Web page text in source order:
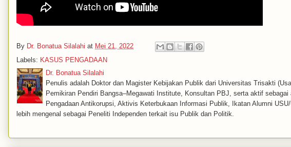
By Dr. Bonatua Silalahi at Mei 21, 2022
Labels: KASUS PENGADAAN
Dr. Bonatua Silalahi
Penulis adalah Doktor dan Magister Kebijakan Publik dari Universitas Trisakti
Pemikiran Pendiri Bangsa–Megawati Institute, Konsultan PBJ, serta aktif
Pengadaan Antikorupsi, Aktivis Keterbukaan Informasi Publik, Ikatan Alumni
lebih mengenal sebagai Peneliti Independen terkait isu Publik dan Politik.